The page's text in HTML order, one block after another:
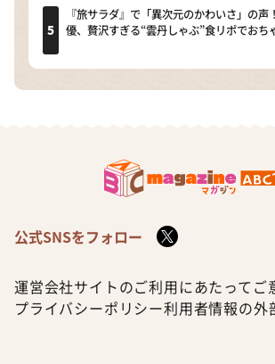
『旅サラダ』で「異次元のかわいさ」の声
優、贅沢すぎる“雲丹しゃぶ”食リポでおち
公式SNSをフォロー
運営会社サイトのご利用にあたって ご
プライバシーポリシー利用者情報の外